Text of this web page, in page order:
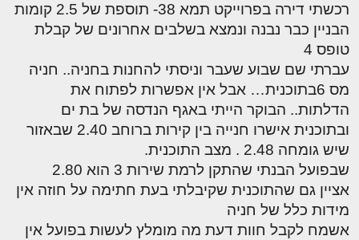
רכשתי דירה בפרוייקט תמא 38- תוספת של 2.5 קומות
הבניין כבר נבנה ונמצא בשלבים אחרונים של קבלת
טופס 4
עברתי שם שבוע שעבר וניסתי להחנות בחניה.. חניה
מס 6בתוכנית… אבל אין אפשרות לפתוח את
הדלתות.. הבוקר הייתי באגף הנדסה של בת ים
ובתוכנית אישרו חנייה בין קירות ברוחב 2.40 שבאזור
שיש גומחה 2.48 . מצב התוכנית.
שבפועל הבנתי שהתקן לרמת שירות 3 הוא 2.80
אציין גם שהתוכנית שקיבלתי בעת חתימה על חוזה אין
מידות כלל של חניה
אשמח לקבל חוות דעת מה מומלץ לעשות בפועל אין